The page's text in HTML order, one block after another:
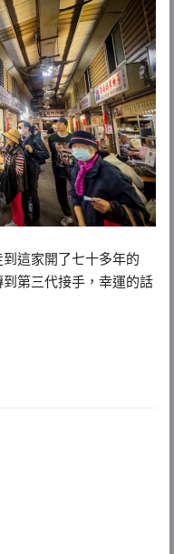
這家開了七十多年的
到第三代接手，幸運的話